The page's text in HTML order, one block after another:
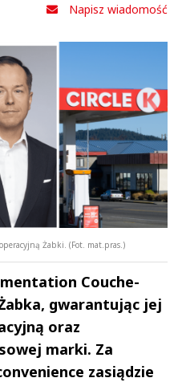
Napisz wiadomość
Żabki. (Fot. mat.pras.)
Couche-
gwarantując jej
oraz
marki. Za
zasiądzie